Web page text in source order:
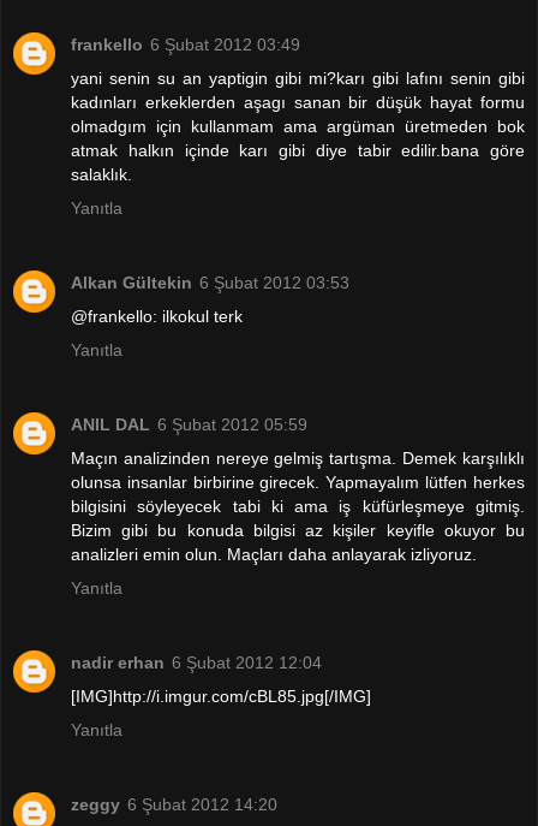
frankello 6 Şubat 2012 03:49
yani senin su an yaptigin gibi mi?karı gibi lafını senin gibi
kadınları erkeklerden aşagı sanan bir düşük hayat formu
olmadgım için kullanmam ama argüman üretmeden bok
atmak halkın içinde karı gibi diye tabir edilir.bana göre
salaklık.
Yanıtla
Alkan Gültekin 6 Şubat 2012 03:53
@frankello: ilkokul terk
Yanıtla
ANIL DAL 6 Şubat 2012 05:59
Maçın analizinden nereye gelmiş tartışma. Demek karşılıklı
olunsa insanlar birbirine girecek. Yapmayalım lütfen herkes
bilgisini söyleyecek tabi ki ama iş küfürleşmeye gitmiş.
Bizim gibi bu konuda bilgisi az kişiler keyifle okuyor bu
analizleri emin olun. Maçları daha anlayarak izliyoruz.
Yanıtla
nadir erhan 6 Şubat 2012 12:04
[IMG]http://i.imgur.com/cBL85.jpg[/IMG]
Yanıtla
zeggy 6 Şubat 2012 14:20